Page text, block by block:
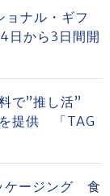
ョナル・ギフ
から3日間開
で”推し活”
提供 「TAG
ケージング 食